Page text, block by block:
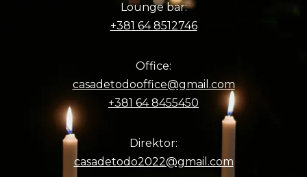
Lounge bar:
+381 64 8512746
Office:
casadetodooffice@gmail.com
+381 64 8455450
Direktor:
casadetodo2022@gmail.com